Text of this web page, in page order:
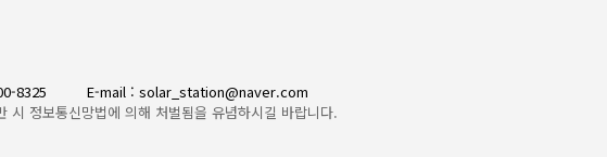
8325
E-mail : solar_station@naver.com
정보통신망법에 의해 처벌됨을 유념하시길 바랍니다.